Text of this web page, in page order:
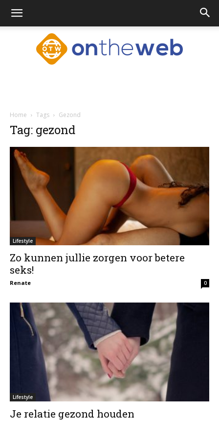
Home Tags Gezond
Tag: gezond
Lifestyle
Zo kunnen jullie zorgen voor betere
seks!
Renate 0
Lifestyle
Je relatie gezond houden